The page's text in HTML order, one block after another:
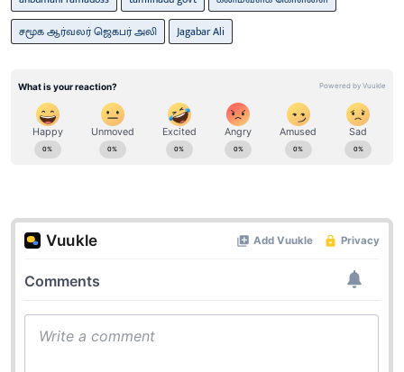
சமூக ஆர்வலர் ஜெகபர் அலி
Jagabar Ali